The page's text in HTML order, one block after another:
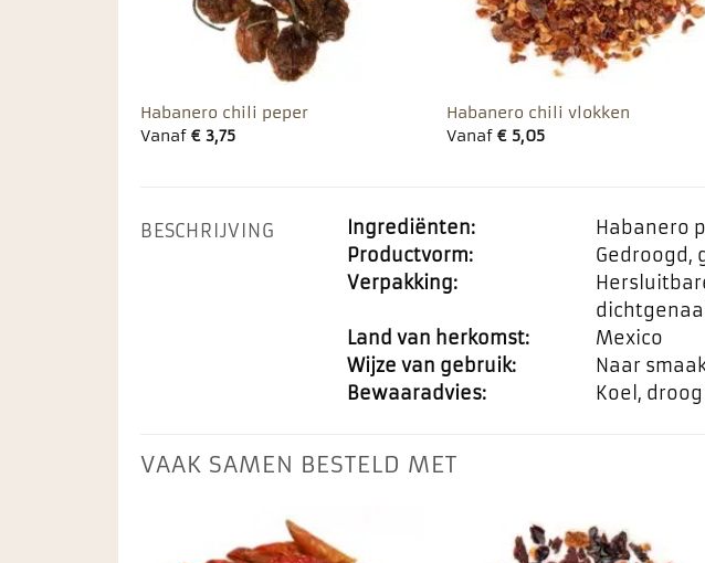
Habanero chili peper
Vanaf €3,75
Habanero chili vlokken
Vanaf€5,05
BESCHRIJVING Ingrediënten:
Habanero
Productvorm:
Gedroogd,
Verpakking:
Land van herkomst:
Mexico
Wijze van gebruik:
Naar
Bewaaradvies:
Koel,
VAAK SAMEN BESTELD MET